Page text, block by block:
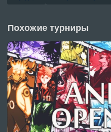
Похожие турниры